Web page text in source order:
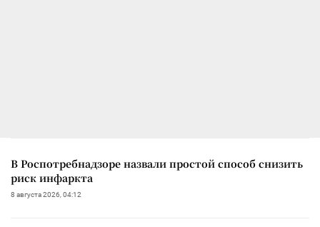
В Роспотребнадзоре назвали простой способ снизить
риск инфаркта
8 августа 2026, 04:12